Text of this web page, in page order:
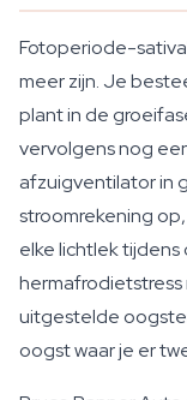
Fotoperiode-
meer zijn. Je
plant in de
vervolgens nog
afzuigventilator in
stroomrekening
elke lichtlek
hermafrodietstress
uitgestelde
oogst waar je er